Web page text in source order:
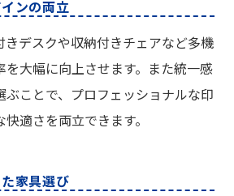
ンの両立
きデスクや収納付きチェアなど多機
大幅に向上させます。また統一感
ぶことで、プロフェッショナルな印
適さを両立できます。
家具選び